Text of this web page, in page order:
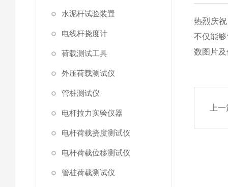
水泥杆试验装置
电线杆挠度计
荷载测试工具
外压荷载测试仪
管桩测试仪
电杆拉力实验仪器
电杆荷载挠度测试仪
电杆荷载位移测试仪
管桩荷载测试仪
热烈庆
不仅能
数图片
上